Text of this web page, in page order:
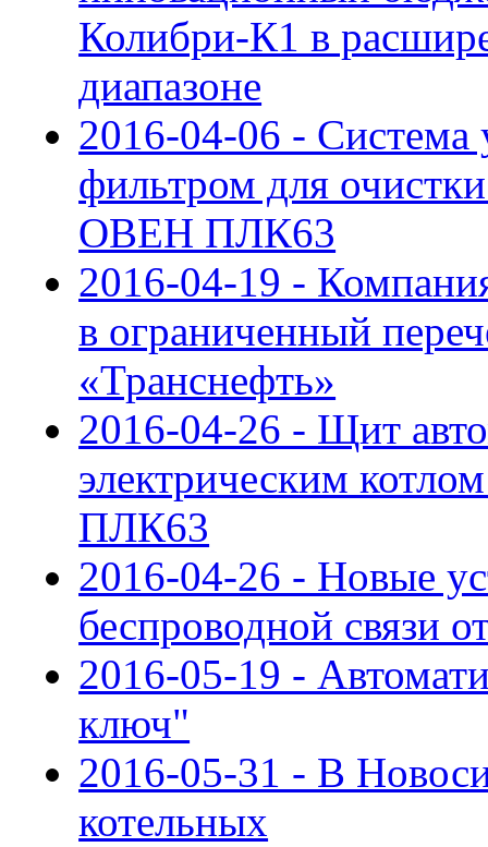
Колибри-К1 в
диапазоне
2016-04-06 - Система
фильтром для очистки
ОВЕН ПЛК63
2016-04-19 -
в ограниченный
«Транснефть»
2016-04-26 - Щит
электрическим
ПЛК63
2016-04-26 - Новые
беспроводной связи
2016-05-19 -
ключ"
2016-05-31 - В
котельных